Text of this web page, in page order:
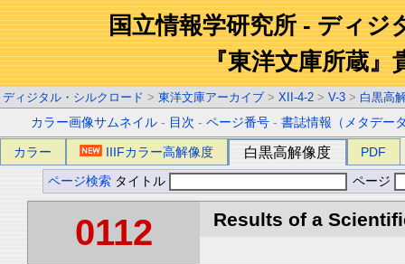
国立情報学研究所 - ディジ
『東洋文庫所蔵』
ディジタル・シルクロード > 東洋文庫アーカイブ > XII-4-2 > V-3 > 白黒高
カラー画像サムネイル - 目次 -ページ番号 -書誌情報（メタデー
カラー IIIFカラー高解像度 白黒高解像度 PDF
ページ検索 タイトル ページ
0112 Results of a